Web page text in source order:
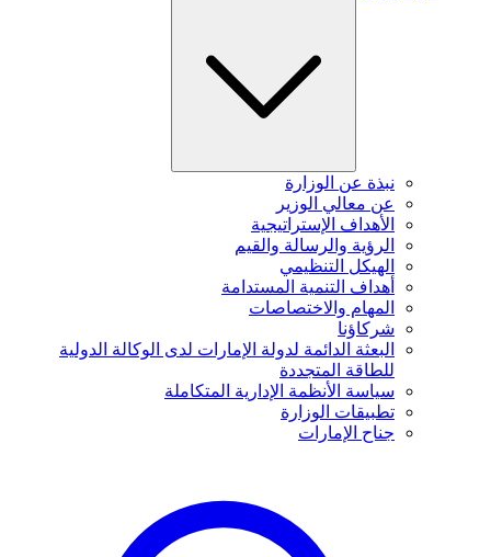
نبذة عن الوزارة
عن معالي الوزير
الأهداف الإستراتيجية
الرؤية والرسالة والقيم
الهيكل التنظيمي
أهداف التنمية المستدامة
المهام والاختصاصات
شركاؤنا
البعثة الدائمة لدولة الإمارات لدى الوكالة الدولية
للطاقة المتجددة
سياسة الأنظمة الإدارية المتكاملة
تطبيقات الوزارة
جناح الإمارات